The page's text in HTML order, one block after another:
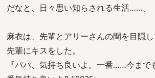
だなと、日々思い知らされる生活……。
麻衣は、先輩とアリーさんの間を目隠し
先輩にキスをした。
『パパ、気持ち良いよ。一番……今まで